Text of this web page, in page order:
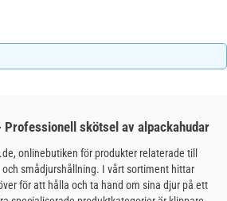
skötsel av alpackahudar
onlinebutiken för produkter relaterade till
smådjurshållning. I vårt sortiment hittar
för att hålla och ta hand om sina djur på ett